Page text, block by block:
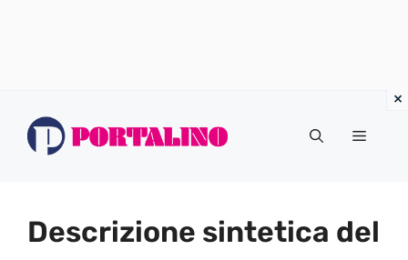
Menu
Descrizione sintetica del